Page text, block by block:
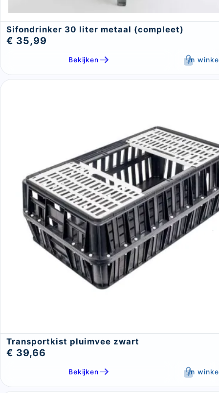
Sifondrinker 30 liter metaal (compleet)
€ 35,99
Bekijken In
Transportkist pluimvee zwart
€ 39,66
Bekijken In